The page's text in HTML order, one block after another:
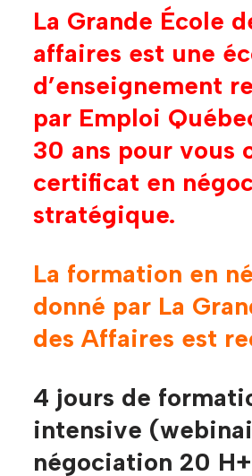
La Grande École
affaires est une
d’enseignement
par Emploi
30 ans pour vous
certificat en
stratégique.
La formation en
donné par La
des Affaires est
4 jours de
intensive
négociation 20